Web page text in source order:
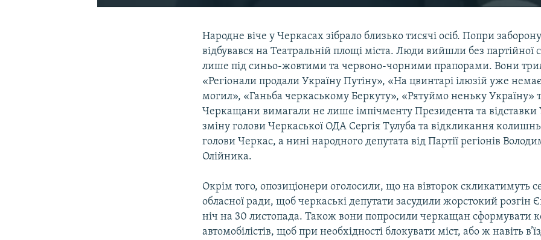
Народне віче у Черкасах зібрало близько тисячі осіб. Попри
відбувався на Театральній площі міста. Люди вийшли без партійної
лише під синьо-жовтими та червоно-чорними прапорами. Вони
«Регіонали продали Україну Путіну», «На цвинтарі ілюзій уже
могил», «Ганьба черкаському Беркуту», «Рятуймо неньку Україну»
Черкащани вимагали не лише імпічменту Президента та відставки
зміну голови Черкаської ОДА Сергія Тулуба та відкликання
голови Черкас, а нині народного депутата від Партії регіонів
Олійника.
Окрім того, опозиціонери оголосили, що на вівторок скликатимуть
обласної ради, щоб черкаські депутати засудили жорстокий розгін
ніч на 30 листопада. Також вони попросили черкащан сформувати
автомобілістів, щоб при необхідності блокувати міст, або ж навіть